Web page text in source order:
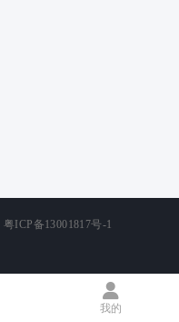
我的
粤ICP备13001817号-1